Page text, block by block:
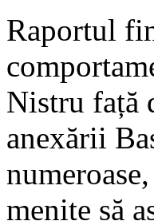
Raportul
Nistru față
anexării
menite să